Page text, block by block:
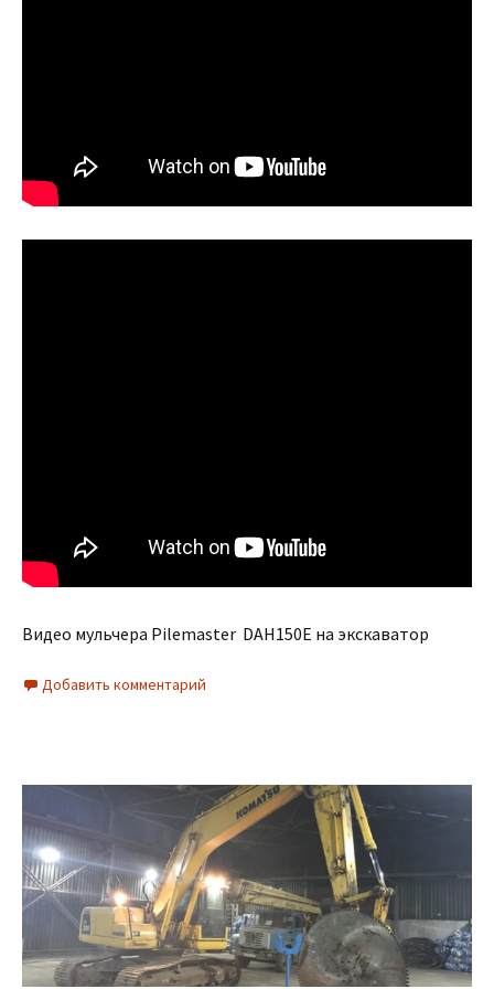
Видео мульчера Pilemaster DAH150E на экскаватор
Добавить комментарий